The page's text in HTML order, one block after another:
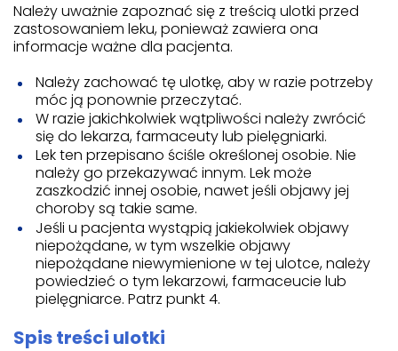
Należy uważnie zapoznać się z treścią ulotki przed
zastosowaniem leku, ponieważ zawiera ona
informacje ważne dla pacjenta.
Należy zachować tę ulotkę, aby w razie potrzeby
móc ją ponownie przeczytać.
W razie jakichkolwiek wątpliwości należy zwrócić
się do lekarza, farmaceuty lub pielęgniarki.
Lek ten przepisano ściśle określonej osobie. Nie
należy go przekazywać innym. Lek może
zaszkodzić innej osobie, nawet jeśli objawy jej
choroby są takie same.
Jeśli u pacjenta wystąpią jakiekolwiek objawy
niepożądane, w tym wszelkie objawy
niepożądane niewymienione w tej ulotce, należy
powiedzieć o tym lekarzowi, farmaceucie lub
pielęgniarce. Patrz punkt 4.
Spis treści ulotki